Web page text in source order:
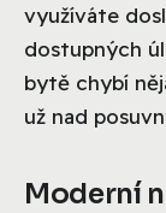
využíváte
dostupných
bytě chybí
už nad
Moderní